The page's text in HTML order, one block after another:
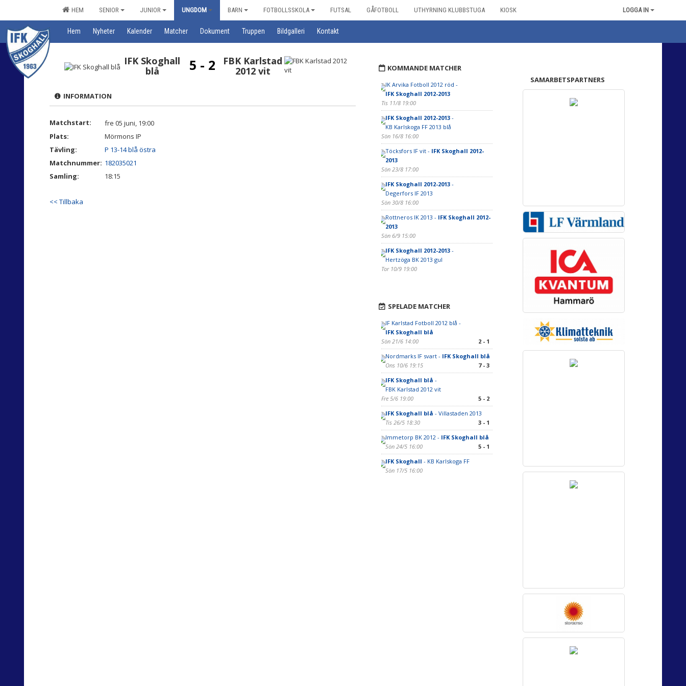
HEM SENIOR JUNIOR UNGDOM BARN FOTBOLLSSKOLA FUTSAL GÅFOTBOLL UTHYRNING KLUBBSTUGA KIOSK LOGGA IN
Hem Nyheter Kalender Matcher Dokument Truppen Bildgalleri Kontakt
IFK Skoghall
blå
5 - 2
FBK Karlstad
2012 vit
INFORMATION
Matchstart:
fre 05 juni, 19:00
Plats:
Mörmons IP
Tävling:
P 13-14 blå östra
Matchnummer: 182035021
Samling:
18:15
<< Tillbaka
KOMMANDE MATCHER
IK Arvika Fotboll 2012 röd -
IFK Skoghall 2012-2013
Tis 11/8 19:00
IFK Skoghall 2012-2013-
KB Karlskoga FF 2013 blå
Sön 16/8 16:00
Töcksfors IF vit - IFK Skoghall 2012-
2013
Sön 23/8 17:00
IFK Skoghall 2012-2013-
Degerfors IF 2013
Sön 30/8 16:00
Rottneros IK 2013 - IFK Skoghall 2012-
2013
Sön 6/9 15:00
IFK Skoghall 2012-2013-
Hertzöga BK 2013 gul
Tor 10/9 19:00
SPELADE MATCHER
IF Karlstad Fotboll 2012 blå -
IFK Skoghall blå
Sön 21/6 14:00
2 - 1
Nordmarks IF svart - IFK Skoghall blå
Ons 10/6 19:15
7 - 3
IFK Skoghall blå -
FBK Karlstad 2012 vit
Fre 5/6 19:00
5 - 2
IFK Skoghall blå - Villastaden 2013
Tis 26/5 18:30
3 - 1
Immetorp BK 2012 - IFK Skoghall blå
Sön 24/5 16:00
5 - 1
IFK Skoghall - KB Karlskoga FF
Sön 17/5 16:00
SAMARBETSPARTNERS